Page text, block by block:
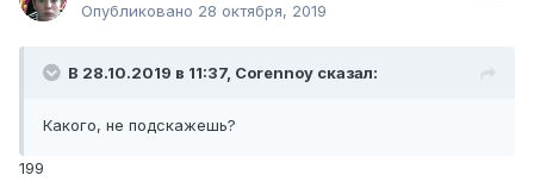
Опубликовано 28 октября, 2019
В 28.10.2019 в 11:37, Corennoy сказал:
Какого, не подскажешь?
199